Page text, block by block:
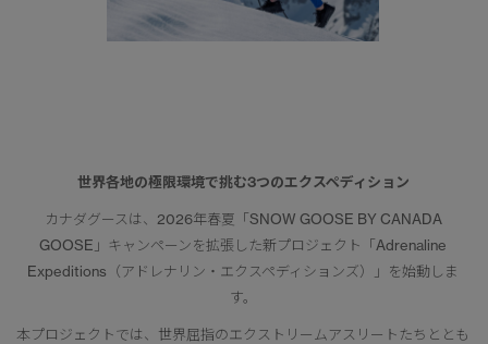
世界各地の極限環境で挑む3つのエクスペディション
カナダグースは、2026年春夏「SNOW GOOSE BY CANADA
GOOSE」キャンペーンを拡張した新プロジェクト「Adrenaline
Expeditions（アドレナリン・エクスペディションズ）」を始動しま
す。
本プロジェクトでは、世界屈指のエクストリームアスリートたちととも